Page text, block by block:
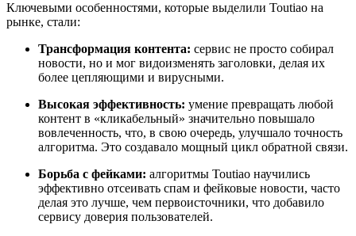
Ключевыми особенностями, которые выделили Toutiao на
рынке, стали:
Трансформация контента: сервис не просто собирал
новости, но и мог видоизменять заголовки, делая их
более цепляющими и вирусными.
Высокая эффективность: умение превращать любой
контент в «кликабельный» значительно повышало
вовлеченность, что, в свою очередь, улучшало точность
алгоритма. Это создавало мощный цикл обратной связи.
Борьба с фейками: алгоритмы Toutiao научились
эффективно отсеивать спам и фейковые новости, часто
делая это лучше, чем первоисточники, что добавило
сервису доверия пользователей.